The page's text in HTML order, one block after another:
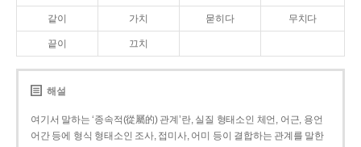
같이 가치 묻히다 무치다
끝이 끄치
해설
여기서 말하는 ‘종속적(從屬的) 관계’란, 실질 형태소인 체언, 어근, 용언
어간 등에 형식 형태소인 조사, 접미사, 어미 등이 결합하는 관계를 말한